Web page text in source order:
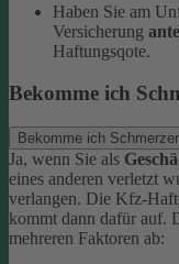
Haben Sie am
Versicherung
Haftungsqote.
Bekomme ich
Bekomme ich
Ja, wenn Sie als
eines anderen verletzt
verlangen. Die Kfz-
kommt dann dafür auf.
mehreren Faktoren ab: